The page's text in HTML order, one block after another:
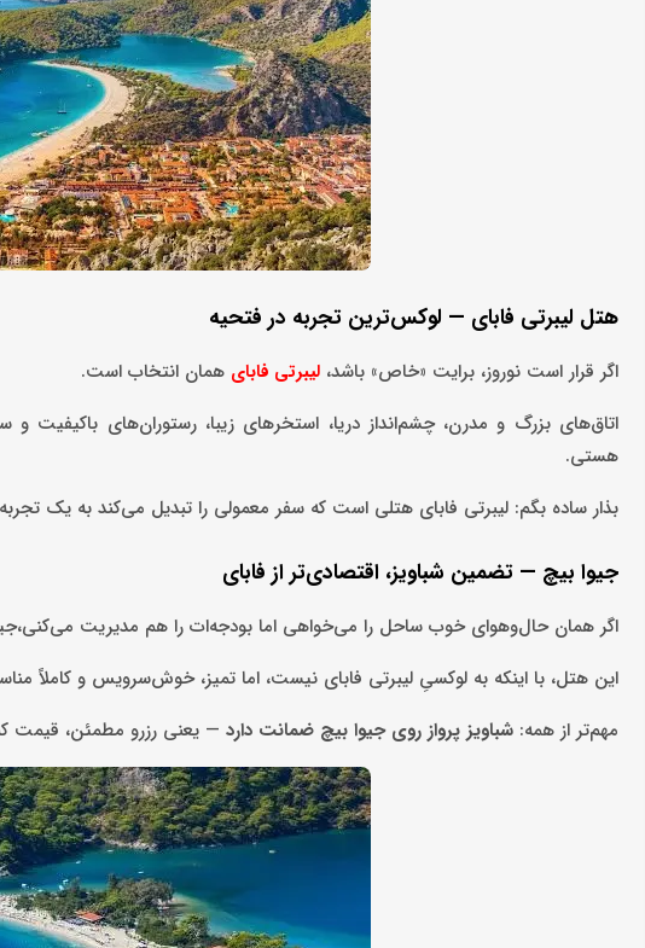
هتل لیبرتی فابای — لوکس‌ترین تجربه در فتحیه
اگر قرار است نوروز، برایت «خاص» باشد، لیبرتی فابای همان انتخاب است.
اتاق‌های بزرگ و مدرن، چشم‌انداز دریا، استخرهای زیبا، رستوران‌های
هستی.
بذار ساده بگم: لیبرتی فابای هتلی است که سفر معمولی را تبدیل می‌کند به یک
جیوا بیچ — تضمین شباویز، اقتصادی‌تر از فابای
اگر همان حال‌وهوای خوب ساحل را می‌خواهی اما بودجه‌ات را هم مدیریت
این هتل، با اینکه به لوکسیِ لیبرتی فابای نیست، اما تمیز، خوش‌سرویس و کاملاً
مهم‌تر از همه: شباویز پرواز روی جیوا بیچ ضمانت دارد — یعنی رزرو مطمئن، قیمت